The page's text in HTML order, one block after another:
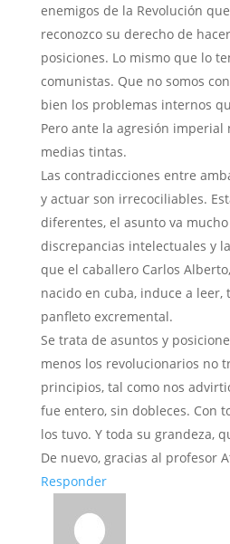
enemigos de la Revolución
reconozco su derecho de
posiciones. Lo mismo que lo
comunistas. Que no somos
bien los problemas internos
Pero ante la agresión
medias tintas.
Las contradicciones entre
y actuar son irrecociliables.
diferentes, el asunto va
discrepancias intelectuales y
que el caballero Carlos
nacido en cuba, induce a leer,
panfleto excremental.
Se trata de asuntos y
menos los revolucionarios no
principios, tal como nos
fue entero, sin dobleces. Con
los tuvo. Y toda su grandeza,
De nuevo, gracias al profesor
Responder